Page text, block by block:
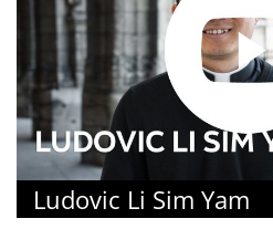
Ludovic Li Sim Yam